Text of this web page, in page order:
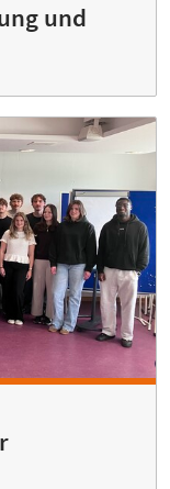
und